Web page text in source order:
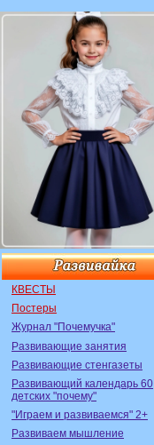
КВЕСТЫ
Постеры
Журнал "Почемучка"
Развивающие занятия
Развивающие стенгазеты
Развивающий календарь 60
детских "почему"
"Играем и развиваемся" 2+
Развиваем мышление